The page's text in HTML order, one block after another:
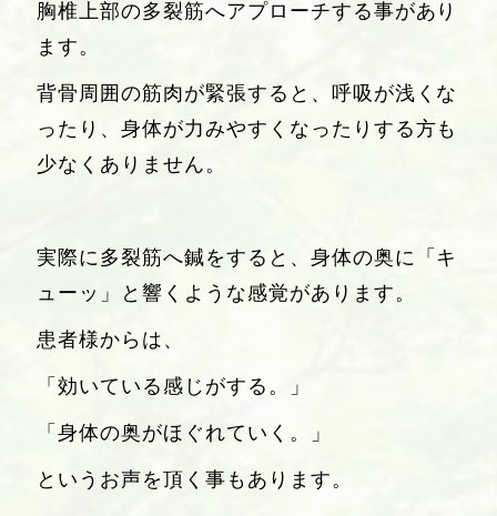
胸椎上部の多裂筋へアプローチする事があり
ます。
背骨周囲の筋肉が緊張すると、呼吸が浅くな
ったり、身体が力みやすくなったりする方も
少なくありません。
実際に多裂筋へ鍼をすると、身体の奥に「キ
ューッ」と響くような感覚があります。
患者様からは、
「効いている感じがする。」
「身体の奥がほぐれていく。」
というお声を頂く事もあります。